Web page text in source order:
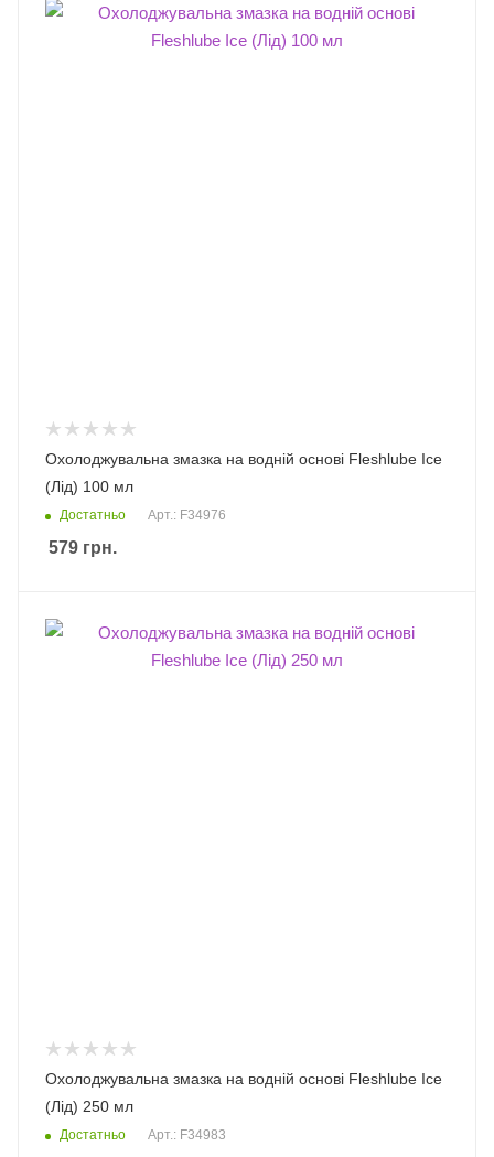
Охолоджувальна змазка на водній основі Fleshlube Ice
(Лід) 100 мл
Достатньо Арт.: F34976
579 грн.
Охолоджувальна змазка на водній основі Fleshlube Ice
(Лід) 250 мл
Достатньо Арт.: F34983